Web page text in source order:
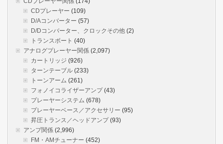
CDプレーヤー (109)
D/Aコンバーター (57)
D/Dコンバーター、クロックその他 (2)
トランスボート (40)
アナログプレーヤー関係 (2,097)
カートリッジ (926)
ターンテーブル (233)
トーンアーム (261)
フォノイコライザーアンプ(43)
プレーヤーシステム (678)
プレーヤーベース／アクセサリー (95)
昇圧トランス／ヘッドアンプ(93)
アンプ関係 (2,996)
FM・AMチューナー (452)